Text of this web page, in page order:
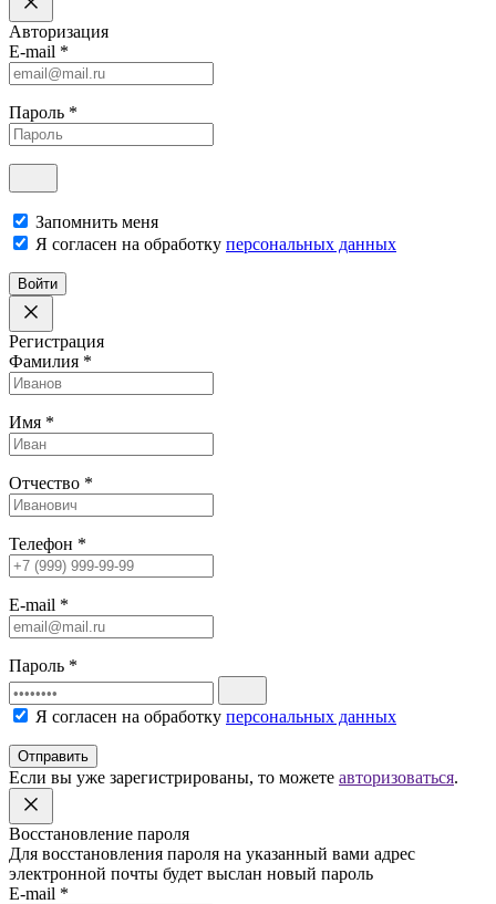
Авторизация
E-mail *
Пароль *
Запомнить меня
Я согласен на обработку персональных данных
Войти
Регистрация
Фамилия *
Имя *
Отчество *
Телефон *
E-mail *
Пароль *
Я согласен на обработку персональных данных
Отправить
Если вы уже зарегистрированы, то можете авторизоваться.
Восстановление пароля
Для восстановления пароля на указанный вами адрес
электронной почты будет выслан новый пароль
E-mail *